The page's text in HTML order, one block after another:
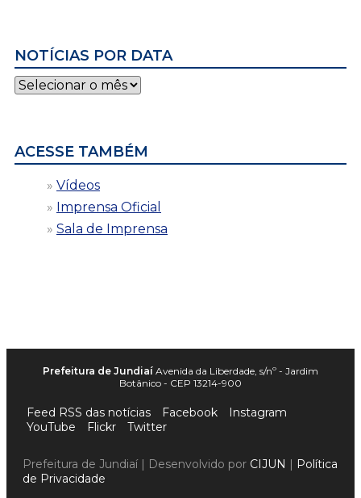
NOTÍCIAS POR DATA
Notícias
por
ACESSE TAMBÉM
Vídeos
Imprensa Oficial
Sala de Imprensa
Prefeitura de Jundiaí Avenida da Liberdade, s/nº - Jardim
Botânico - CEP 13214-900
Feed RSS das notícias Facebook
Instagram
YouTube
Flickr Twitter
Prefeitura de Jundiaí | Desenvolvido por CIJUN | Política
de Privacidade